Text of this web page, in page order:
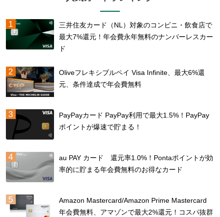
三井住友カード（NL）対象のコンビニ・飲食店で
最大7%還元！年会費永年無料のナンバーレスカー
ド
Oliveフレキシブルペイ Visa Infinite、最大6%還
元、条件達成で年会費無料
PayPayカード PayPay利用で最大1.5%！PayPay
ポイントが爆速で貯まる！
au PAY カード 還元率1.0%！Pontaポイントが効
率的に貯まる年会費無料のお得なカード
Amazon Mastercard/Amazon Prime Mastercard
年会費無料、アマゾンで最大2%還元！コスパ抜群